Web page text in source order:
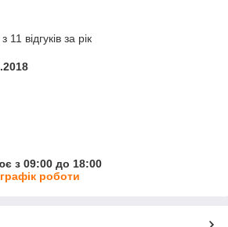
відгуків за рік
з 09:00 до 18:00
роботи